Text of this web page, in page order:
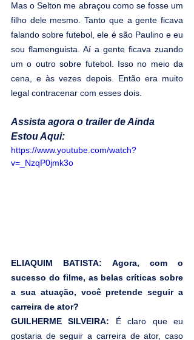
Mas o Selton me abraçou como se fosse um
filho dele mesmo. Tanto que a gente ficava
falando sobre futebol, ele é são Paulino e eu
sou flamenguista. Aí a gente ficava zuando
um o outro sobre futebol. Isso no meio da
cena, e às vezes depois. Então era muito
legal contracenar com esses dois.
Assista agora o trailer de Ainda
Estou Aqui:
https://www.youtube.com/watch?
v=_NzqP0jmk3o
ELIAQUIM BATISTA: Agora, com o
sucesso do filme, as belas críticas sobre
a sua atuação, você pretende seguir a
carreira de ator?
GUILHERME SILVEIRA: É claro que eu
gostaria de seguir a carreira de ator, caso